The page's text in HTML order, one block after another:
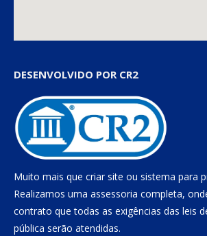
DESENVOLVIDO POR CR2
Muito mais que criar site ou sistema para
Realizamos uma assessoria completa,
contrato que todas as exigências das leis
pública serão atendidas.